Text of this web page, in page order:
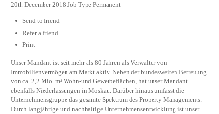
20th December 2018 Job Type Permanent
Send to friend
Refer a friend
Print
Unser Mandant ist seit mehr als 80 Jahren als Verwalter von
Immobilienvermögen am Markt aktiv. Neben der bundesweiten Betreuung
von ca. 2,2 Mio. m² Wohn-und Gewerbeflächen, hat unser Mandant
ebenfalls Niederlassungen in Moskau. Darüber hinaus umfasst die
Unternehmensgruppe das gesamte Spektrum des Property Managements.
Durch langjährige und nachhaltige Unternehmensentwicklung ist unser